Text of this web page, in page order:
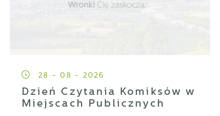
28 - 08 - 2026
Dzień Czytania Komiksów w
Miejscach Publicznych